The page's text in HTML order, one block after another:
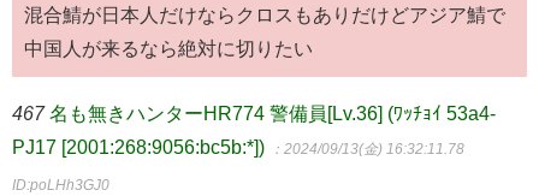
混合鯖が日本人だけならクロスもありだけどアジア鯖で
中国人が来るなら絶対に切りたい
467 名も無きハンターHR774 警備員[Lv.36] (ﾜｯﾁｮｲ 53a4-
PJ17 [2001:268:9056:bc5b:*])
：2024/09/13(金) 16:32:11.78
ID:poLHh3GJ0